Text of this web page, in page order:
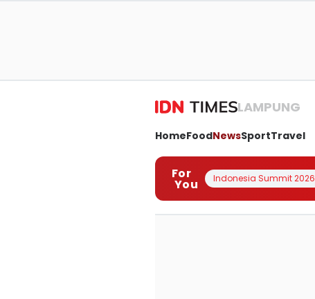
LAMPUNG
HomeFoodNewsSportTravel
For
You Indonesia Summit 2026